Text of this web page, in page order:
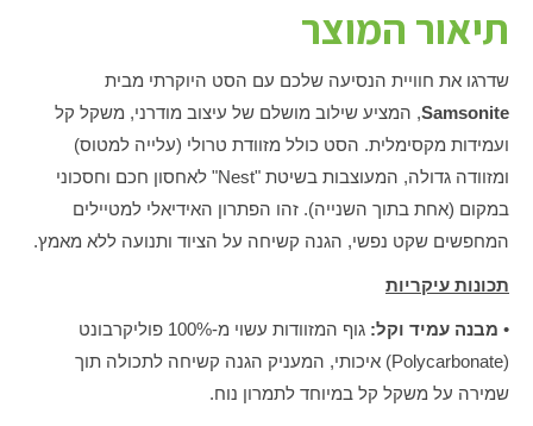
תיאור המוצר
שדרגו את חוויית הנסיעה שלכם עם הסט היוקרתי מבית
Samsonite, המציע שילוב מושלם של עיצוב מודרני, משקל קל
ועמידות מקסימלית. הסט כולל מזוודת טרולי (עלייה למטוס)
ומזוודה גדולה, המעוצבות בשיטת "Nest" לאחסון חכם וחסכוני
במקום (אחת בתוך השנייה). זהו הפתרון האידיאלי למטיילים
המחפשים שקט נפשי, הגנה קשיחה על הציוד ותנועה ללא מאמץ.
תכונות עיקריות
• מבנה עמיד וקל:
גוף המזוודות עשוי מ-100% פוליקרבונט
(Polycarbonate) איכותי, המעניק הגנה קשיחה לתכולה תוך
שמירה על משקל קל במיוחד לתמרון נוח.